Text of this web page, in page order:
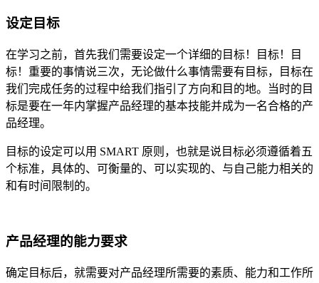
设定目标
在学习之前，首先我们需要设定一个详细的目标！目标！目
标！重要的事情说三次，无论做什么事情需要有目标，目标在
我们完成任务的过程中给我们指引了方向和目的地。当时的目
标是要在一年内掌握产品经理的基本技能并成为一名合格的产
品经理。
目标的设定可以用 SMART 原则，也就是说目标必须遵循着五
个标准，具体的、可衡量的、可以实现的、与自己能力相关的
和有时间限制的。
产品经理的能力要求
确定目标后，就需要对产品经理所需要的素质、能力和工作所